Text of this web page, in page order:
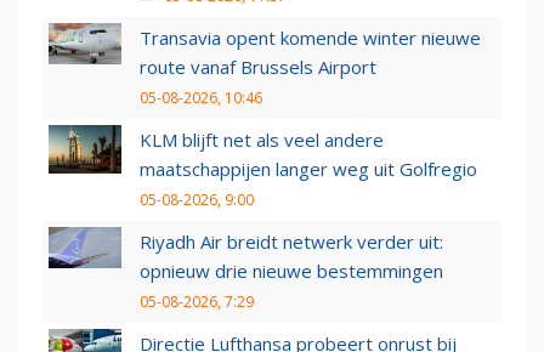
Transavia opent komende winter nieuwe
route vanaf Brussels Airport
05-08-2026, 10:46
KLM blijft net als veel andere
maatschappijen langer weg uit Golfregio
05-08-2026, 9:00
Riyadh Air breidt netwerk verder uit:
opnieuw drie nieuwe bestemmingen
05-08-2026, 7:29
Directie Lufthansa probeert onrust bij